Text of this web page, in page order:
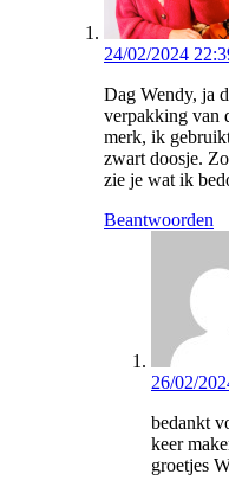
24/02/2024
Dag Wendy, ja
verpakking van
merk, ik
zwart doosje.
zie je wat ik
Beantwoorden
26/02/
bedankt
keer
groetjes